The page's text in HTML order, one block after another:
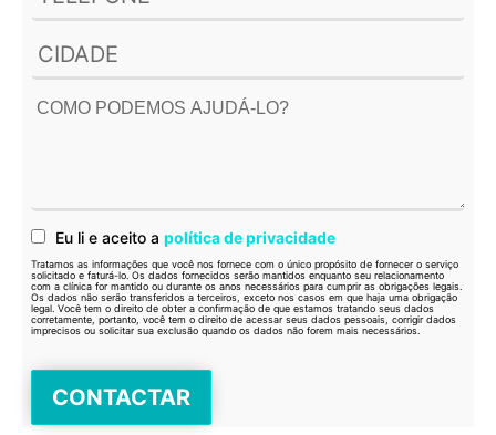
Eu li e aceito apolítica de privacidade
Tratamos as informações que você nos fornece com o único propósito de fornecer o serviço
solicitado e faturá-lo. Os dados fornecidos serão mantidos enquanto seu relacionamento
com a clínica for mantido ou durante os anos necessários para cumprir as obrigações legais.
Os dados não serão transferidos a terceiros, exceto nos casos em que haja uma obrigação
legal. Você tem o direito de obter a confirmação de que estamos tratando seus dados
corretamente, portanto, você tem o direito de acessar seus dados pessoais, corrigir dados
imprecisos ou solicitar sua exclusão quando os dados não forem mais necessários.